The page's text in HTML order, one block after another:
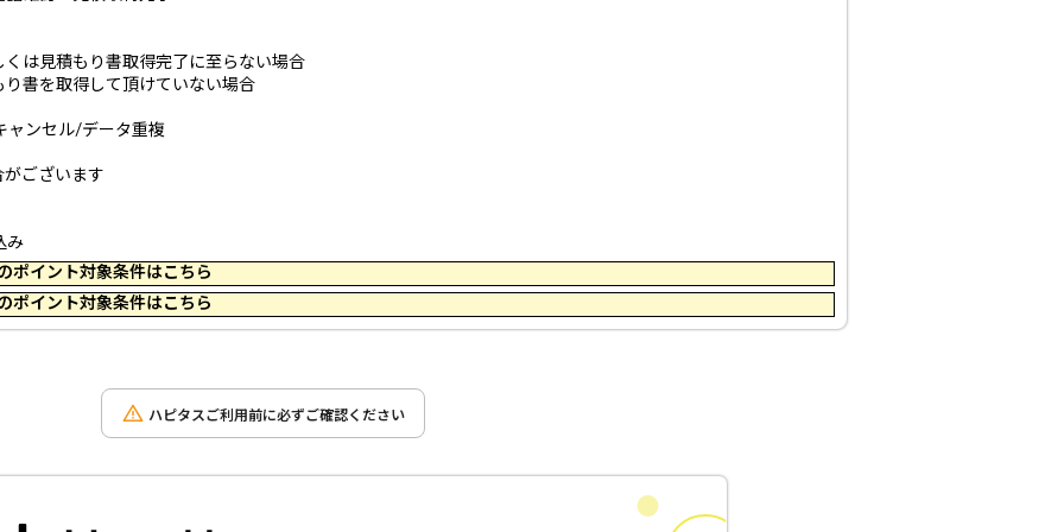
は見積もり書取得完了に至らない場合
書を取得して頂けていない場合
ンセル/データ重複
ございます
み
イント対象条件はこちら
イント対象条件はこちら
ハピタスご利用前に必ずご確認ください